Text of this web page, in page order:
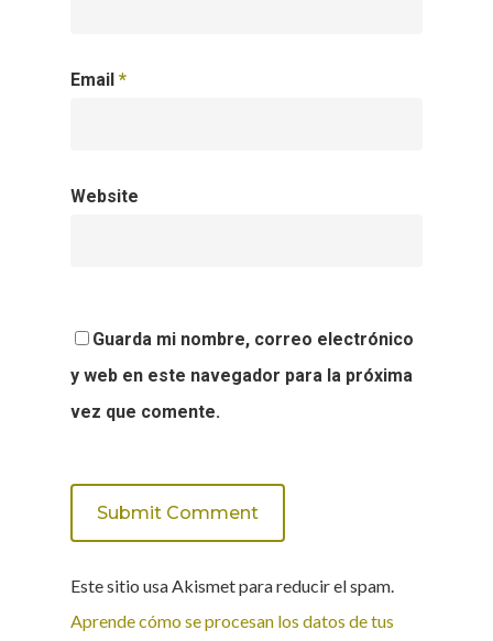
Email *
Website
Guarda mi nombre, correo electrónico
y web en este navegador para la próxima
vez que comente.
Este sitio usa Akismet para reducir el spam.
Aprende cómo se procesan los datos de tus